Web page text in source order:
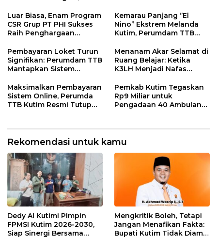
Momentum
Menyemarakkan HUT ke-
80 Bhayangkara
Luar Biasa, Enam Program
CSR Grup PT PHI Sukses
Raih Penghargaan
Kemarau Panjang ‘’El
Nino’’ Ekstrem Melanda
Kutim, Perumdam TTB
Pembayaran Loket Turun
Signifikan: Perumdam TTB
Mantapkan Sistem
Menanam Akar Selamat di
Ruang Belajar: Ketika
K3LH Menjadi Nafas
Praktik Siswa
Maksimalkan Pembayaran
Sistem Online, Perumda
TTB Kutim Resmi Tutup
Pemkab Kutim Tegaskan
Rp9 Miliar untuk
Pengadaan 40 Ambulans,
Rekomendasi untuk kamu
Dedy Al Kutimi Pimpin
FPMSI Kutim 2026-2030,
Siap Sinergi Bersama
Mengkritik Boleh, Tetapi
Jangan Menafikan Fakta:
Bupati Kutim Tidak Diam